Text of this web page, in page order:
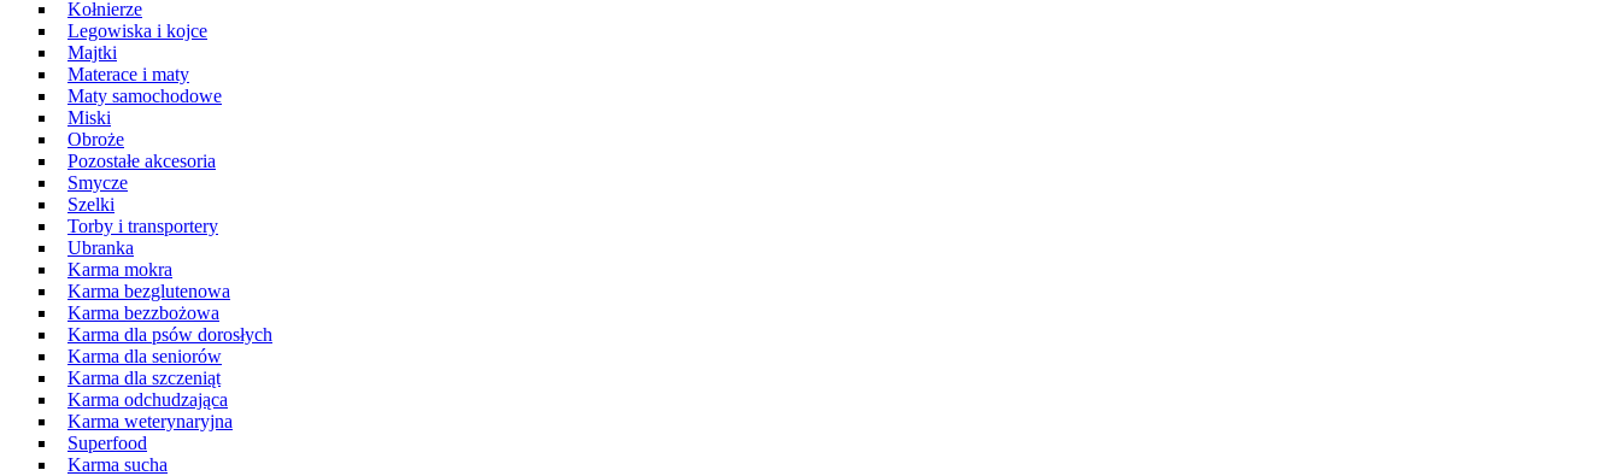
Kołnierze
Legowiska i kojce
Majtki
Materace i maty
Maty samochodowe
Miski
Obroże
Pozostałe akcesoria
Smycze
Szelki
Torby i transportery
Ubranka
Karma mokra
Karma bezglutenowa
Karma bezzbożowa
Karma dla psów dorosłych
Karma dla seniorów
Karma dla szczeniąt
Karma odchudzająca
Karma weterynaryjna
Superfood
Karma sucha